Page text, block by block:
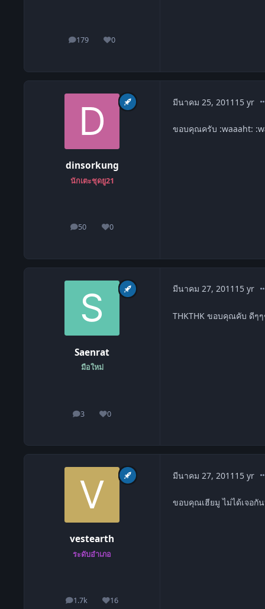
179
โพสต์ 0
ชื่อเสียง
dinsorkung
นักเตะชุดยู21
50
โพสต์ 0
ชื่อเสียง
มีนาคม 25, 2011 15 yr
ขอบคุณครับ :waaaht:
Saenrat
มือใหม่
3
โพสต์ 0
ชื่อเสียง
มีนาคม 27, 2011 15 yr
THKTHK ขอบคุณคับ ดีๆๆ
vestearth
ระดับอำเภอ
1.7k
โพสต์ 16
ชื่อเสียง
มีนาคม 27, 2011 15 yr
ขอบคุณเฮียมู ไม่ได้เจอกั